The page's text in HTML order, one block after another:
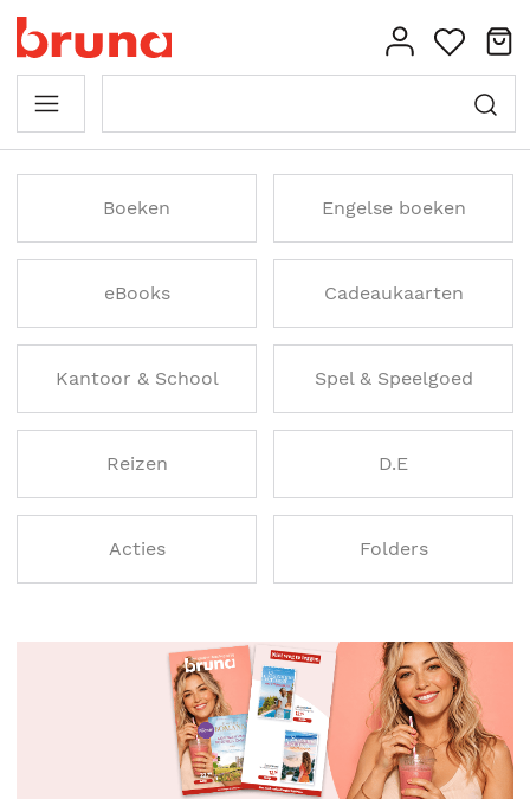
Boeken Engelse boeken
eBooks Cadeaukaarten
Kantoor & School Spel & Speelgoed
Reizen D.E
Acties Folders